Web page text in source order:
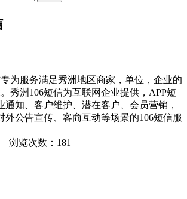
为服务满足秀洲地区商家，单位，企业的
秀洲106短信为互联网企业提供，APP短
通知、客户维护、潜在客户、会员营销，
外公告宣传、客商互动等场景的106短信服
浏览次数：181